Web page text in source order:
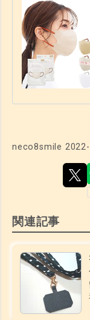
neco8smile
関連記事